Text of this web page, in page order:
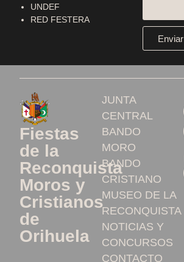
UNDEF
RED FESTERA
Enviar
Fiestas
de la
Reconquista
Moros y
Cristianos
de
Orihuela
JUNTA
CENTRAL
BANDO
MORO
BANDO
CRISTIANO
MUSEO DE LA
RECONQUISTA
NOTICIAS Y
CONCURSOS
CONTACTO